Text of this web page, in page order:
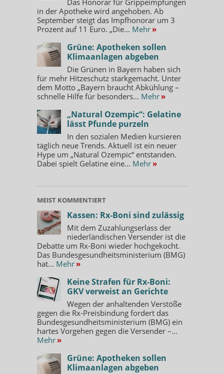
in der Apotheke wird angehoben. Ab
September steigt das Impfhonorar um 3
Prozent auf 11 Euro. „Die... Mehr »
Grüne: Apotheken sollen
Klimaanlagen abgeben
Die Grünen in Bayern haben sich
für mehr Hitzeschutz starkgemacht. Unter
dem Motto „Bayern braucht Abkühlung –
schnelle Hilfe für besonders... Mehr »
„Natural Ozempic“: Gelatine
lässt Pfunde purzeln
In den sozialen Medien kursieren
täglich neue Trends. Aktuell ist ein neuer
Hype um „Natural Ozempic“ entstanden.
Dabei spielt Gelatine eine... Mehr »
MEIST KOMMENTIERT
Kassen: Rx-Boni sind zulässig
Mit dem Zuzahlungserlass der
niederländischen Versender ist die
Debatte um Rx-Boni wieder hochgekocht.
Das Bundesgesundheitsministerium (BMG)
hat... Mehr »
Keine Strafen für Rx-Boni:
GKV verweist an Gerichte
Wegen der anhaltenden Verstöße
gegen die Rx-Preisbindung fordert das
Bundesgesundheitsministerium (BMG) ein
hartes Vorgehen gegen die Versender –...
Mehr »
Grüne: Apotheken sollen
Klimaanlagen abgeben